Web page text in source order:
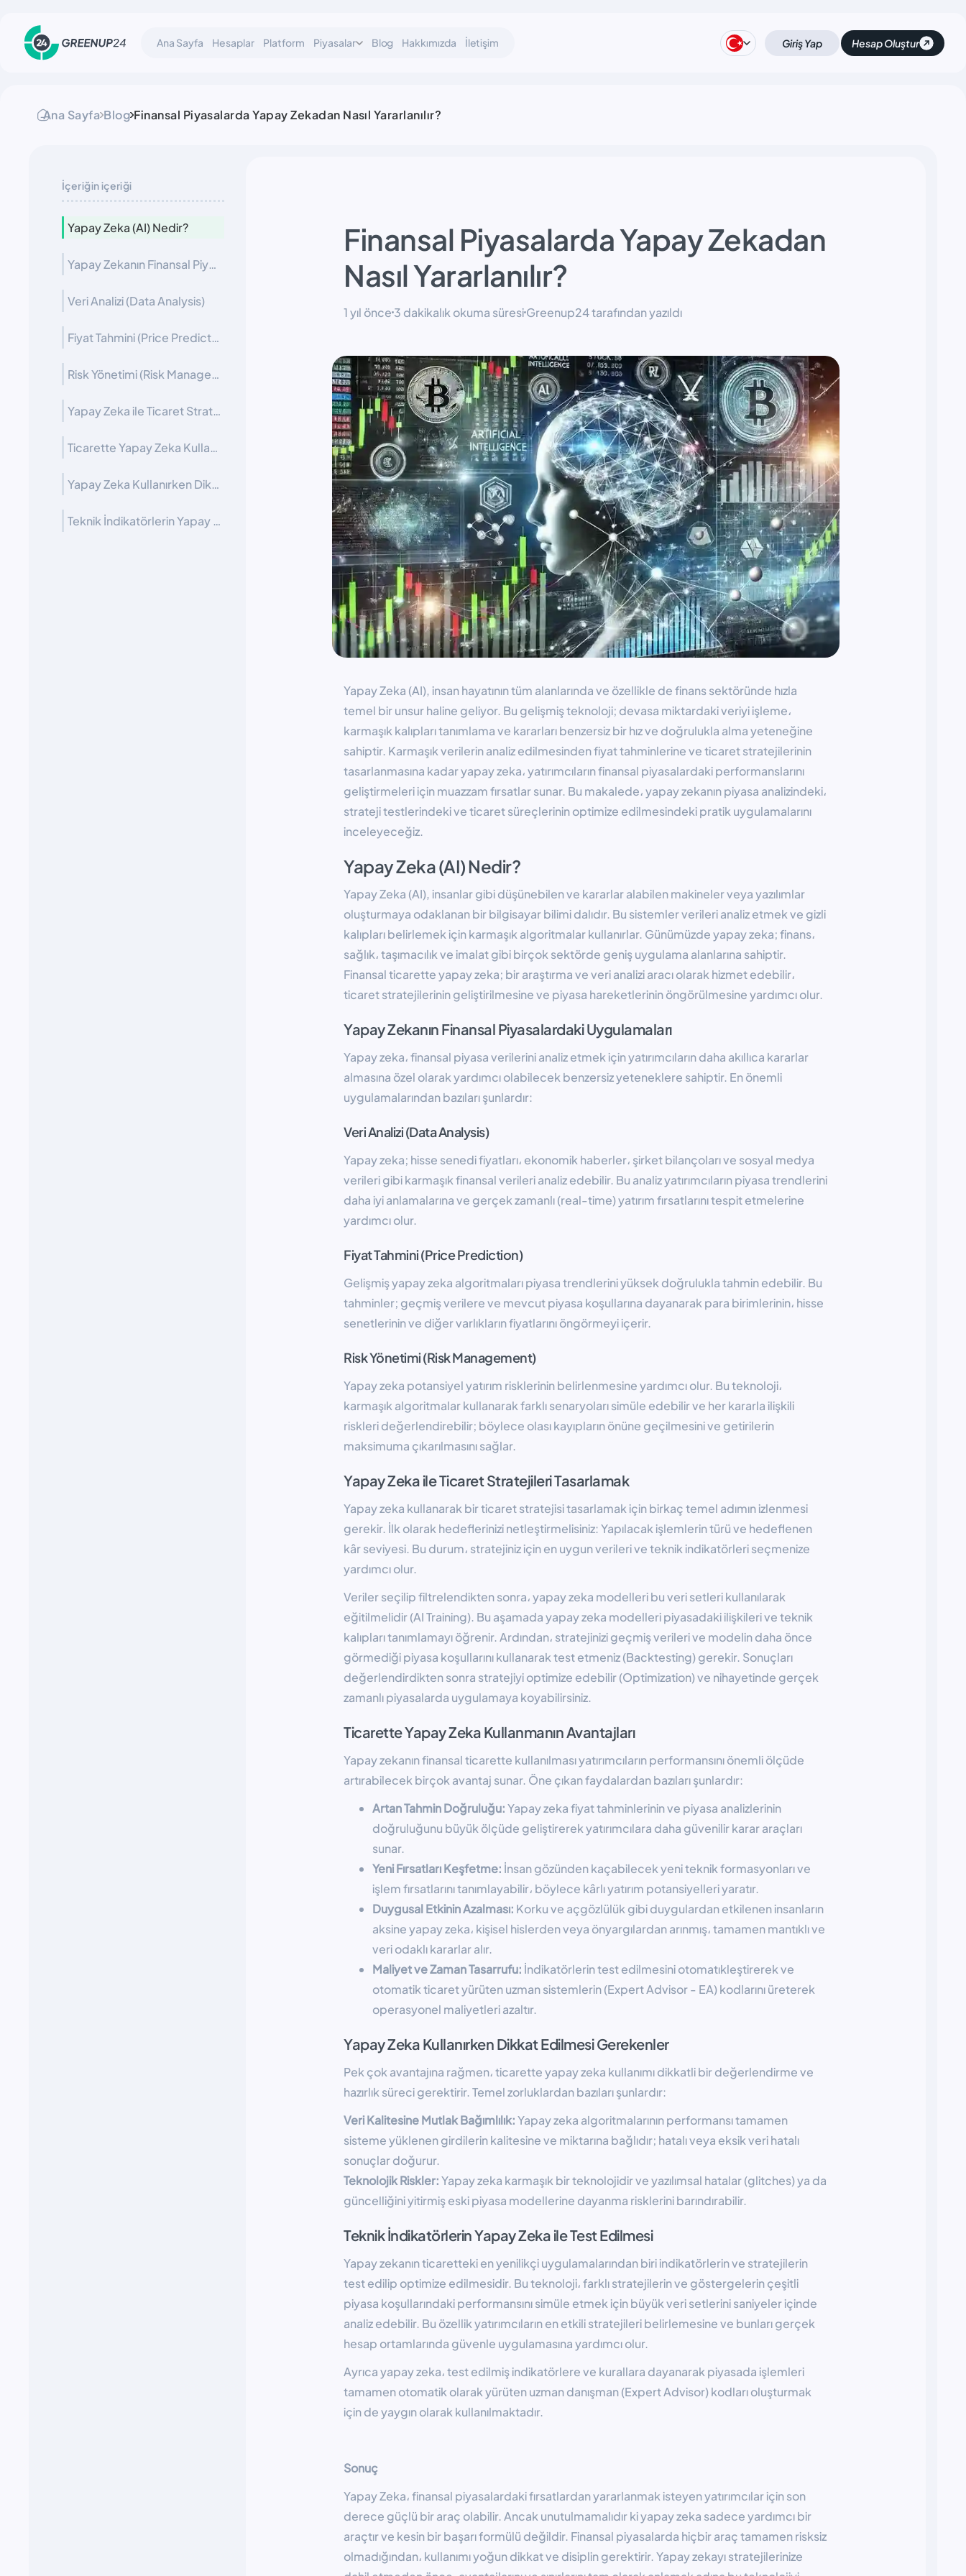
Ana Sayfa Hesaplar Platform Piyasalar Blog Hakkımızda İletişim Giriş Yap Hesap Oluştur
Ana Sayfa Blog Finansal Piyasalarda Yapay Zekadan Nasıl Yararlanılır?
İçeriğin içeriği
Yapay Zeka (AI) Nedir?
Yapay Zekanın Finansal Piyasalardaki Uygulamaları
Veri Analizi (Data Analysis)
Fiyat Tahmini (Price Prediction)
Risk Yönetimi (Risk Management)
Yapay Zeka ile Ticaret Stratejileri Tasarlamak
Ticarette Yapay Zeka Kullanmanın Avantajları
Yapay Zeka Kullanırken Dikkat Edilmesi Gerekenler
Teknik İndikatörlerin Yapay Zeka ile Test Edilmesi
Finansal Piyasalarda Yapay Zekadan
Nasıl Yararlanılır?
1 yıl önce 3 dakikalık okuma süresiGreenup24 tarafından yazıldı
Yapay Zeka (AI), insan hayatının tüm alanlarında ve özellikle de finans sektöründe hızla
temel bir unsur haline geliyor. Bu gelişmiş teknoloji; devasa miktardaki veriyi işleme،
karmaşık kalıpları tanımlama ve kararları benzersiz bir hız ve doğrulukla alma yeteneğine
sahiptir. Karmaşık verilerin analiz edilmesinden fiyat tahminlerine ve ticaret stratejilerinin
tasarlanmasına kadar yapay zeka، yatırımcıların finansal piyasalardaki performanslarını
geliştirmeleri için muazzam fırsatlar sunar. Bu makalede، yapay zekanın piyasa analizindeki،
strateji testlerindeki ve ticaret süreçlerinin optimize edilmesindeki pratik uygulamalarını
inceleyeceğiz.
Yapay Zeka (AI) Nedir?
Yapay Zeka (AI), insanlar gibi düşünebilen ve kararlar alabilen makineler veya yazılımlar
oluşturmaya odaklanan bir bilgisayar bilimi dalıdır. Bu sistemler verileri analiz etmek ve gizli
kalıpları belirlemek için karmaşık algoritmalar kullanırlar. Günümüzde yapay zeka; finans،
sağlık، taşımacılık ve imalat gibi birçok sektörde geniş uygulama alanlarına sahiptir.
Finansal ticarette yapay zeka; bir araştırma ve veri analizi aracı olarak hizmet edebilir،
ticaret stratejilerinin geliştirilmesine ve piyasa hareketlerinin öngörülmesine yardımcı olur.
Yapay Zekanın Finansal Piyasalardaki Uygulamaları
Yapay zeka، finansal piyasa verilerini analiz etmek için yatırımcıların daha akıllıca kararlar
almasına özel olarak yardımcı olabilecek benzersiz yeteneklere sahiptir. En önemli
uygulamalarından bazıları şunlardır:
Veri Analizi (Data Analysis)
Yapay zeka; hisse senedi fiyatları، ekonomik haberler، şirket bilançoları ve sosyal medya
verileri gibi karmaşık finansal verileri analiz edebilir. Bu analiz yatırımcıların piyasa trendlerini
daha iyi anlamalarına ve gerçek zamanlı (real-time) yatırım fırsatlarını tespit etmelerine
yardımcı olur.
Fiyat Tahmini (Price Prediction)
Gelişmiş yapay zeka algoritmaları piyasa trendlerini yüksek doğrulukla tahmin edebilir. Bu
tahminler; geçmiş verilere ve mevcut piyasa koşullarına dayanarak para birimlerinin، hisse
senetlerinin ve diğer varlıkların fiyatlarını öngörmeyi içerir.
Risk Yönetimi (Risk Management)
Yapay zeka potansiyel yatırım risklerinin belirlenmesine yardımcı olur. Bu teknoloji،
karmaşık algoritmalar kullanarak farklı senaryoları simüle edebilir ve her kararla ilişkili
riskleri değerlendirebilir; böylece olası kayıpların önüne geçilmesini ve getirilerin
maksimuma çıkarılmasını sağlar.
Yapay Zeka ile Ticaret Stratejileri Tasarlamak
Yapay zeka kullanarak bir ticaret stratejisi tasarlamak için birkaç temel adımın izlenmesi
gerekir. İlk olarak hedeflerinizi netleştirmelisiniz: Yapılacak işlemlerin türü ve hedeflenen
kâr seviyesi. Bu durum، stratejiniz için en uygun verileri ve teknik indikatörleri seçmenize
yardımcı olur.
Veriler seçilip filtrelendikten sonra، yapay zeka modelleri bu veri setleri kullanılarak
eğitilmelidir (AI Training). Bu aşamada yapay zeka modelleri piyasadaki ilişkileri ve teknik
kalıpları tanımlamayı öğrenir. Ardından، stratejinizi geçmiş verileri ve modelin daha önce
görmediği piyasa koşullarını kullanarak test etmeniz (Backtesting) gerekir. Sonuçları
değerlendirdikten sonra stratejiyi optimize edebilir (Optimization) ve nihayetinde gerçek
zamanlı piyasalarda uygulamaya koyabilirsiniz.
Ticarette Yapay Zeka Kullanmanın Avantajları
Yapay zekanın finansal ticarette kullanılması yatırımcıların performansını önemli ölçüde
artırabilecek birçok avantaj sunar. Öne çıkan faydalardan bazıları şunlardır:
Artan Tahmin Doğruluğu:Yapay zeka fiyat tahminlerinin ve piyasa analizlerinin
doğruluğunu büyük ölçüde geliştirerek yatırımcılara daha güvenilir karar araçları
sunar.
Yeni Fırsatları Keşfetme: İnsan gözünden kaçabilecek yeni teknik formasyonları ve
işlem fırsatlarını tanımlayabilir، böylece kârlı yatırım potansiyelleri yaratır.
Duygusal Etkinin Azalması: Korku ve açgözlülük gibi duygulardan etkilenen insanların
aksine yapay zeka، kişisel hislerden veya önyargılardan arınmış، tamamen mantıklı ve
veri odaklı kararlar alır.
Maliyet ve Zaman Tasarrufu: İndikatörlerin test edilmesini otomatıkleştirerek ve
otomatik ticaret yürüten uzman sistemlerin (Expert Advisor - EA) kodlarını üreterek
operasyonel maliyetleri azaltır.
Yapay Zeka Kullanırken Dikkat Edilmesi Gerekenler
Pek çok avantajına rağmen، ticarette yapay zeka kullanımı dikkatli bir değerlendirme ve
hazırlık süreci gerektirir. Temel zorluklardan bazıları şunlardır:
Veri Kalitesine Mutlak Bağımlılık:Yapay zeka algoritmalarının performansı tamamen
sisteme yüklenen girdilerin kalitesine ve miktarına bağlıdır; hatalı veya eksik veri hatalı
sonuçlar doğurur.
Teknolojik Riskler:Yapay zeka karmaşık bir teknolojidir ve yazılımsal hatalar (glitches) ya da
güncelliğini yitirmiş eski piyasa modellerine dayanma risklerini barındırabilir.
Teknik İndikatörlerin Yapay Zeka ile Test Edilmesi
Yapay zekanın ticaretteki en yenilikçi uygulamalarından biri indikatörlerin ve stratejilerin
test edilip optimize edilmesidir. Bu teknoloji، farklı stratejilerin ve göstergelerin çeşitli
piyasa koşullarındaki performansını simüle etmek için büyük veri setlerini saniyeler içinde
analiz edebilir. Bu özellik yatırımcıların en etkili stratejileri belirlemesine ve bunları gerçek
hesap ortamlarında güvenle uygulamasına yardımcı olur.
Ayrıca yapay zeka، test edilmiş indikatörlere ve kurallara dayanarak piyasada işlemleri
tamamen otomatik olarak yürüten uzman danışman (Expert Advisor) kodları oluşturmak
için de yaygın olarak kullanılmaktadır.
Sonuç
Yapay Zeka، finansal piyasalardaki fırsatlardan yararlanmak isteyen yatırımcılar için son
derece güçlü bir araç olabilir. Ancak unutulmamalıdır ki yapay zeka sadece yardımcı bir
araçtır ve kesin bir başarı formülü değildir. Finansal piyasalarda hiçbir araç tamamen risksiz
olmadığından، kullanımı yoğun dikkat ve disiplin gerektirir. Yapay zekayı stratejilerinize